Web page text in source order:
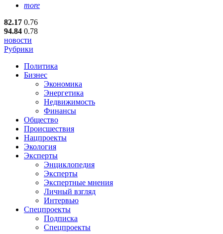
more
82.17 0.76
94.84 0.78
новости
Рубрики
Политика
Бизнес
Экономика
Энергетика
Недвижимость
Финансы
Общество
Происшествия
Нацпроекты
Экология
Эксперты
Энциклопедия
Эксперты
Экспертные мнения
Личный взгляд
Интервью
Спецпроекты
Подписка
Спецпроекты